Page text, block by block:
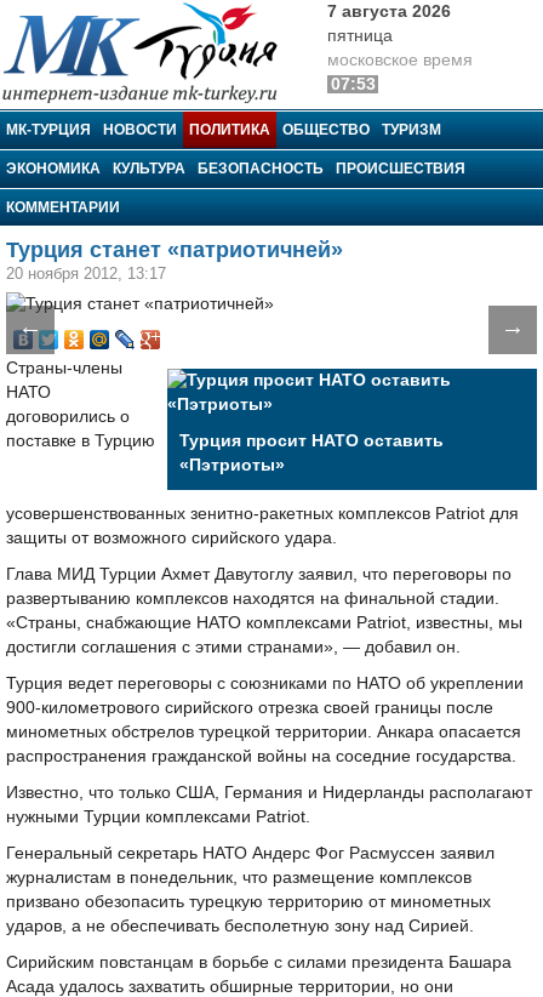
МК-Турция
7 августа 2026
пятница
московское время
07:53
МК-ТУРЦИЯ НОВОСТИ ПОЛИТИКА ОБЩЕСТВО ТУРИЗМ
ЭКОНОМИКА КУЛЬТУРА БЕЗОПАСНОСТЬ ПРОИСШЕСТВИЯ
КОММЕНТАРИИ
Турция станет «патриотичней»
20 ноября 2012, 13:17
← →
Турция просит НАТО оставить
«Пэтриоты»
Страны-члены
НАТО
договорились о
поставке в Турцию
усовершенствованных зенитно-ракетных комплексов Patriot для
защиты от возможного сирийского удара.
Глава МИД Турции Ахмет Давутоглу заявил, что переговоры по
развертыванию комплексов находятся на финальной стадии.
«Страны, снабжающие НАТО комплексами Patriot, известны, мы
достигли соглашения с этими странами», — добавил он.
Турция ведет переговоры с союзниками по НАТО об укреплении
900-километрового сирийского отрезка своей границы после
минометных обстрелов турецкой территории. Анкара опасается
распространения гражданской войны на соседние государства.
Известно, что только США, Германия и Нидерланды располагают
нужными Турции комплексами Patriot.
Генеральный секретарь НАТО Андерс Фог Расмуссен заявил
журналистам в понедельник, что размещение комплексов
призвано обезопасить турецкую территорию от минометных
ударов, а не обеспечивать бесполетную зону над Сирией.
Сирийским повстанцам в борьбе с силами президента Башара
Асада удалось захватить обширные территории, но они